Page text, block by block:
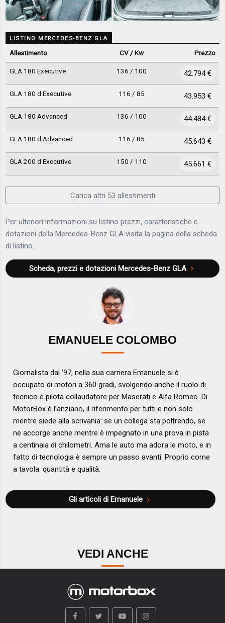
LISTINO MERCEDES-BENZ GLA
Allestimento CV / Kw Prezzo
GLA 180 Executive 136 / 100 42.794 €
GLA 180 d Executive 116 / 85 43.953 €
GLA 180 Advanced 136 / 100 44.484 €
GLA 180 d Advanced 116 / 85 45.643 €
GLA 200 d Executive 150 / 110 45.661 €
Carica altri 53 allestimenti
Per ulteriori informazioni su listino prezzi, caratteristiche e
dotazioni della Mercedes-Benz GLA visita la pagina della scheda
di listino.
Scheda, prezzi e dotazioni Mercedes-Benz GLA
EMANUELE COLOMBO
Giornalista dal ’97, nella sua carriera Emanuele si è
occupato di motori a 360 gradi, svolgendo anche il ruolo di
tecnico e pilota collaudatore per Maserati e Alfa Romeo. Di
MotorBox è l’anziano, il riferimento per tutti e non solo
mentre siede alla scrivania: se un collega sta poltrendo, se
ne accorge anche mentre è impegnato in una prova in pista
a centinaia di chilometri. Ama le auto ma adora le moto, e in
fatto di tecnologia è sempre un passo avanti. Proprio come
a tavola: quantità e qualità.
Gli articoli di Emanuele
VEDI ANCHE